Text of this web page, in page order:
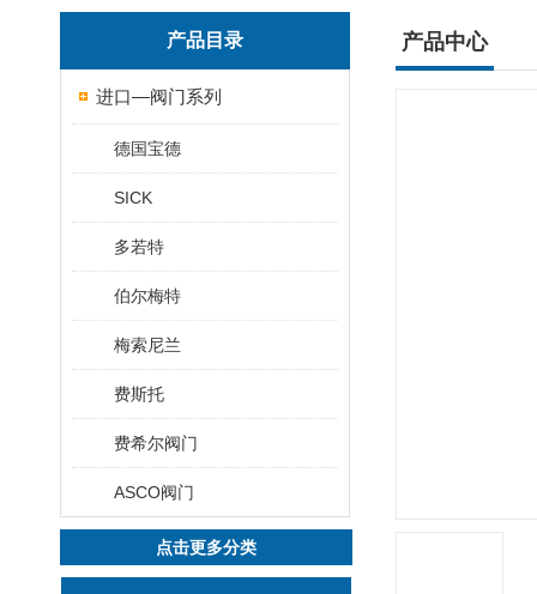
产品目录
进口—阀门系列
德国宝德
SICK
多若特
伯尔梅特
梅索尼兰
费斯托
费希尔阀门
ASCO阀门
点击更多分类
产品中心